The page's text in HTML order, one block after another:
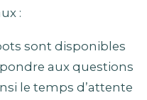
:
sont disponibles
aux questions
le temps d’attente